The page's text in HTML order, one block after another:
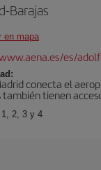
Barajas
en mapa
es/
conecta el
también tienen
1, 2, 3 y 4